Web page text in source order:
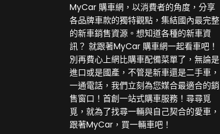
MyCar 購車網，以消費者的角度，分享
各品牌車款的獨特觀點，集結國內最完整
的新車銷售資源。想知道各種的新車資
訊？ 就跟著MyCar 購車網一起看車吧！
別再費心上網比購車配備菜單了，無論是
進口或是國產，不管是新車還是二手車，
一通電話，我們立刻為您媒合最適合的銷
售窗口！首創一站式購車服務！尋尋覓
覓，就為了找尋一輛與自己契合的愛車，
跟著MyCar，買一輛車吧！